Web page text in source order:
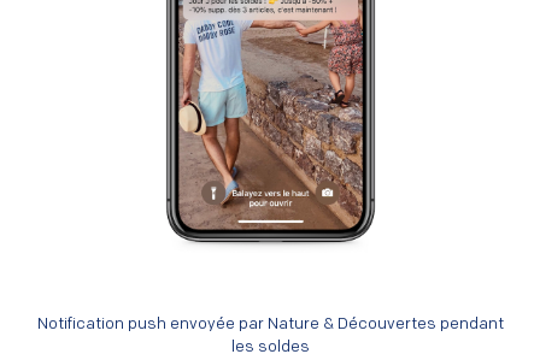
Notification push envoyée par Nature & Découvertes pendant
les soldes